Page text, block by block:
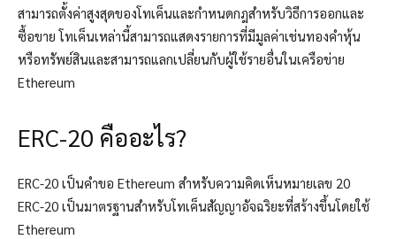
สามารถตั้งค่าสูงสุดของโทเค็นและกำหนดกฎสำหรับวิธีการออกและ
ซื้อขาย โทเค็นเหล่านี้สามารถแสดงรายการที่มีมูลค่าเช่นทองคำหุ้น
หรือทรัพย์สินและสามารถแลกเปลี่ยนกับผู้ใช้รายอื่นในเครือข่าย
Ethereum
ERC-20 คืออะไร?
ERC-20 เป็นคำขอ Ethereum สำหรับความคิดเห็นหมายเลข 20
ERC-20 เป็นมาตรฐานสำหรับโทเค็นสัญญาอัจฉริยะที่สร้างขึ้นโดยใช้
Ethereum